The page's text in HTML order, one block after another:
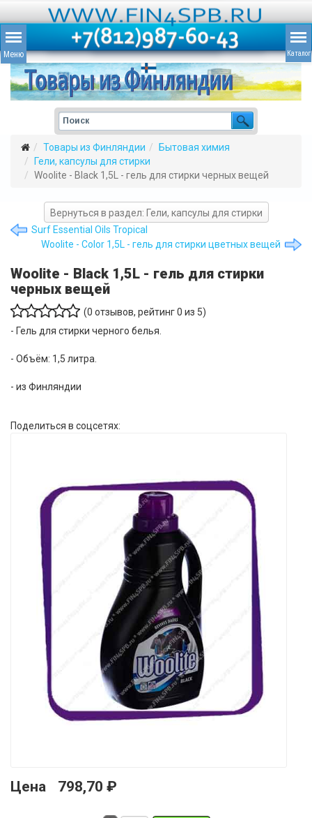
Товары из Финляндии
Бытовая химия
Гели, капсулы для стирки
Woolite - Black 1,5L - гель для стирки черных вещей
Вернуться в раздел: Гели, капсулы для стирки
Surf Essential Oils Tropical
Woolite - Color 1,5L - гель для стирки цветных вещей
Woolite - Black 1,5L - гель для стирки
черных вещей
(0 отзывов, рейтинг0 из 5)
- Гель для стирки черного белья.
- Объём: 1,5 литра.
- из Финляндии
Поделиться в соцсетях:
Цена 798,70 ₽